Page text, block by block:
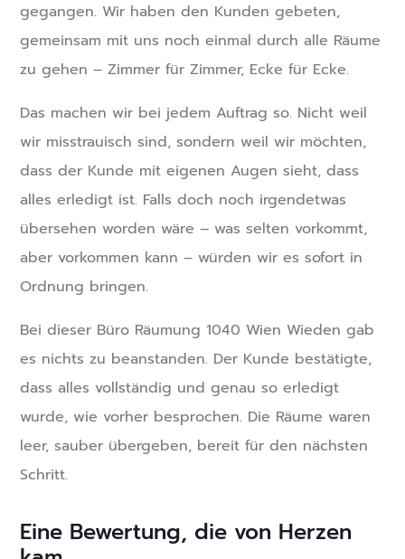
gegangen. Wir haben den Kunden gebeten,
gemeinsam mit uns noch einmal durch alle Räume
zu gehen – Zimmer für Zimmer, Ecke für Ecke.
Das machen wir bei jedem Auftrag so. Nicht weil
wir misstrauisch sind, sondern weil wir möchten,
dass der Kunde mit eigenen Augen sieht, dass
alles erledigt ist. Falls doch noch irgendetwas
übersehen worden wäre – was selten vorkommt,
aber vorkommen kann – würden wir es sofort in
Ordnung bringen.
Bei dieser Büro Räumung 1040 Wien Wieden gab
es nichts zu beanstanden. Der Kunde bestätigte,
dass alles vollständig und genau so erledigt
wurde, wie vorher besprochen. Die Räume waren
leer, sauber übergeben, bereit für den nächsten
Schritt.
Eine Bewertung, die von Herzen